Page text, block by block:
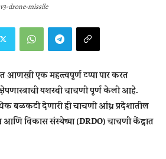
drone-missile
आणखी एक महत्त्वपूर्ण टप्पा पार करत
यशस्वी चाचणी पूर्ण केली आहे.
बळकटी देणारी ही चाचणी आंध्र प्रदेशातील
विकास संस्थेच्या (DRDO) चाचणी केंद्रात